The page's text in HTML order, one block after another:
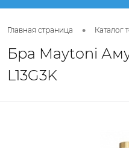
Главная страница • Каталог
Бра Maytoni
L13G3K